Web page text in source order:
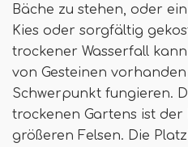
Bäche zu stehen, oder
Kies oder sorgfältig
trockener Wasserfall
von Gesteinen vorhanden
Schwerpunkt fungieren.
trockenen Gartens ist der
größeren Felsen. Die